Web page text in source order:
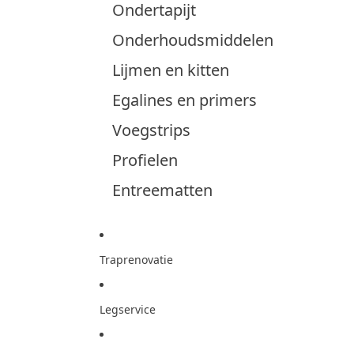
Ondertapijt
Onderhoudsmiddelen
Lijmen en kitten
Egalines en primers
Voegstrips
Profielen
Entreematten
Traprenovatie
Legservice